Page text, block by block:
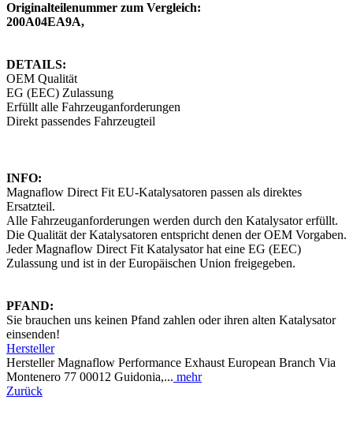
Originalteilenummer zum Vergleich:
200A04EA9A,
DETAILS:
OEM Qualität
EG (EEC) Zulassung
Erfüllt alle Fahrzeuganforderungen
Direkt passendes Fahrzeugteil
INFO:
Magnaflow Direct Fit EU-Katalysatoren passen als direktes
Ersatzteil.
Alle Fahrzeuganforderungen werden durch den Katalysator erfüllt.
Die Qualität der Katalysatoren entspricht denen der OEM Vorgaben.
Jeder Magnaflow Direct Fit Katalysator hat eine EG (EEC)
Zulassung und ist in der Europäischen Union freigegeben.
PFAND:
Sie brauchen uns keinen Pfand zahlen oder ihren alten Katalysator
einsenden!
Hersteller
Hersteller Magnaflow Performance Exhaust European Branch Via
Montenero 77 00012 Guidonia,... mehr
Zurück